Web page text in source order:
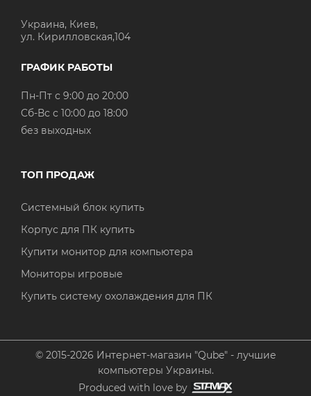
Украина, Киев,
ул. Кирилловская,104
ГРАФИК РАБОТЫ
Пн-Пт с 9:00 до 20:00
Cб-Вс с 10:00 до 18:00
без выходных
ТОП ПРОДАЖ
Системный блок купить
Корпус для ПК купить
Купити монитор для компьютера
Мониторы игровые
Купить систему охолаждения для ПК
© 2015-2026 Интернет-магазин "Qube" - лучшие
компьютеры Украины.
Produced with love by